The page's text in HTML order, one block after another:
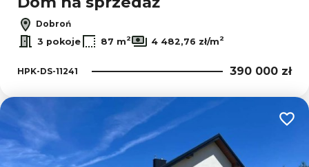
Dobroń
3 pokoje
87 m2 4 482,76 zł/m2
HPK-DS-11241 390 000 zł